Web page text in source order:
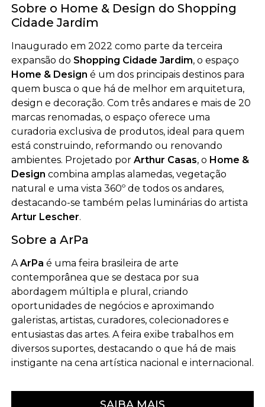
Sobre o Home & Design do Shopping
Cidade Jardim
Inaugurado em 2022 como parte da terceira
expansão do Shopping Cidade Jardim, o espaço
Home & Design é um dos principais destinos para
quem busca o que há de melhor em arquitetura,
design e decoração. Com três andares e mais de 20
marcas renomadas, o espaço oferece uma
curadoria exclusiva de produtos, ideal para quem
está construindo, reformando ou renovando
ambientes. Projetado por Arthur Casas, o Home &
Design combina amplas alamedas, vegetação
natural e uma vista 360º de todos os andares,
destacando-se também pelas luminárias do artista
Artur Lescher.
Sobre a ArPa
AArPa é uma feira brasileira de arte
contemporânea que se destaca por sua
abordagem múltipla e plural, criando
oportunidades de negócios e aproximando
galeristas, artistas, curadores, colecionadores e
entusiastas das artes. A feira exibe trabalhos em
diversos suportes, destacando o que há de mais
instigante na cena artística nacional e internacional.
SAIBA MAIS